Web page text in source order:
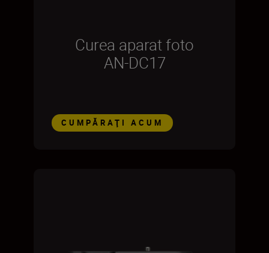
Curea aparat foto
AN-DC17
CUMPĂRAŢI ACUM